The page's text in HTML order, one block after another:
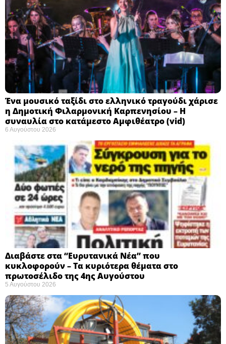
Ένα μουσικό ταξίδι στο ελληνικό τραγούδι χάρισε
η Δημοτική Φιλαρμονική Καρπενησίου – Η
συναυλία στο κατάμεστο Αμφιθέατρο (vid)
6 Αυγούστου 2026
Διαβάστε στα “Ευρυτανικά Νέα” που
κυκλοφορούν – Τα κυριότερα θέματα στο
πρωτοσέλιδο της 4ης Αυγούστου
5 Αυγούστου 2026